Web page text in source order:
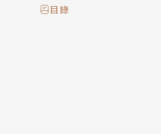
潮流3：木紋拼貼卡榫體現材質美
目錄